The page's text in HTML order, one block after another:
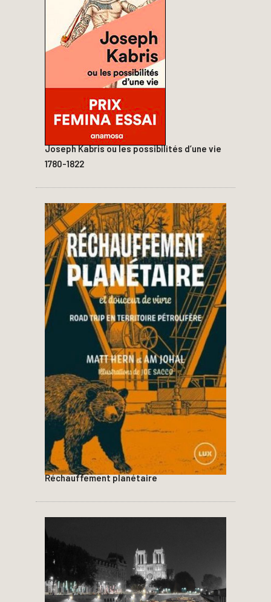
Joseph Kabris ou les possibilités d’une vie
1780-1822
Réchauffement planétaire